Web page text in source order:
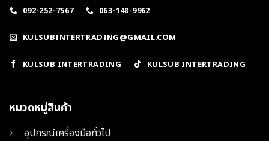
092-252-7567 063-148-9962
KULSUBINTERTRADING@GMAIL.COM
KULSUB INTERTRADING KULSUB INTERTRADING
หมวดหมู่สินค้า
อุปกรณ์เครื่องมือทั่วไป